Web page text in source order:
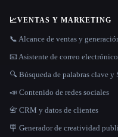
📈VENTAS Y MARKETING
📞 Alcance de ventas y
📧 Asistente de correo electrónico
🔍 Búsqueda de palabras clave y
📣 Contenido de redes sociales
📇 CRM y datos de clientes
🪧 Generador de creatividad